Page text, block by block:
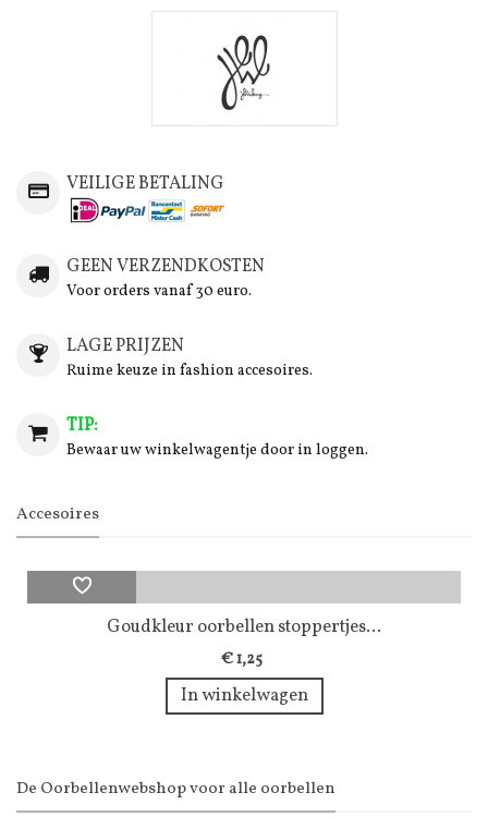
VEILIGE BETALING
GEEN VERZENDKOSTEN
Voor orders vanaf 30 euro.
LAGE PRIJZEN
Ruime keuze in fashion accesoires.
TIP:
Bewaar uw winkelwagentje door in loggen.
Accesoires
Goudkleur oorbellen stoppertjes...
€ 1,25
In winkelwagen
De Oorbellenwebshop voor alle oorbellen